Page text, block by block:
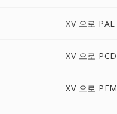
XV 으로 PAL
XV 으로 PCD
XV 으로 PFM